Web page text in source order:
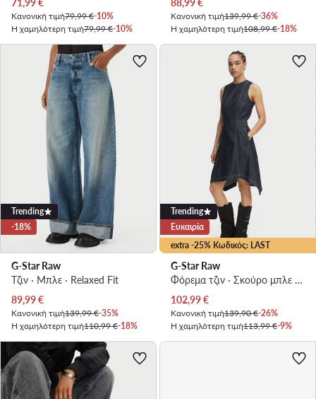
Κανονική τιμή79,99 €-10%
Η χαμηλότερη τιμή79,99 €-10%
Κανονική τιμή139,99 €-36%
Η χαμηλότερη τιμή108,99 €-18%
Trending
-18%
G-Star Raw
Τζιν · Μπλε · Relaxed Fit
Τρέχουσα τιμή
89,99€
Κανονική τιμή139,99 €-35%
Η χαμηλότερη τιμή110,99 €-18%
extra -25% Κωδικός: LAST
Trending
Ευκαιρία
G-Star Raw
Φόρεμα τζιν · Σκούρο μπλε · Midi
Τρέχουσα τιμή
102,99€
Κανονική τιμή139,90 €-26%
Η χαμηλότερη τιμή113,99 €-9%